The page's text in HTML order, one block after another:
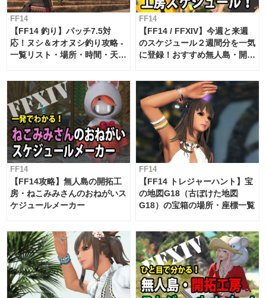
FF14
【FF14 釣り】パッチ7.5対
応！ヌシ＆オオヌシ釣り攻略 -
一覧リスト・場所・時間・天
FF14
【FF14 / FFXIV】今週と来週
のスケジュール２週間分を一気
に登録！おすすめ無人島・開拓
対応 / 毎週更新中】
FF14
【FF14攻略】無人島の開拓工
房・ねこみみさんのおねがいス
ケジュールメーカー
FF14
【FF14 トレジャーハント】宝
の地図G18（古ぼけた地図
G18）の宝箱の場所・座標一覧